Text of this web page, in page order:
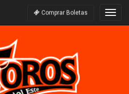
Comprar Boletas